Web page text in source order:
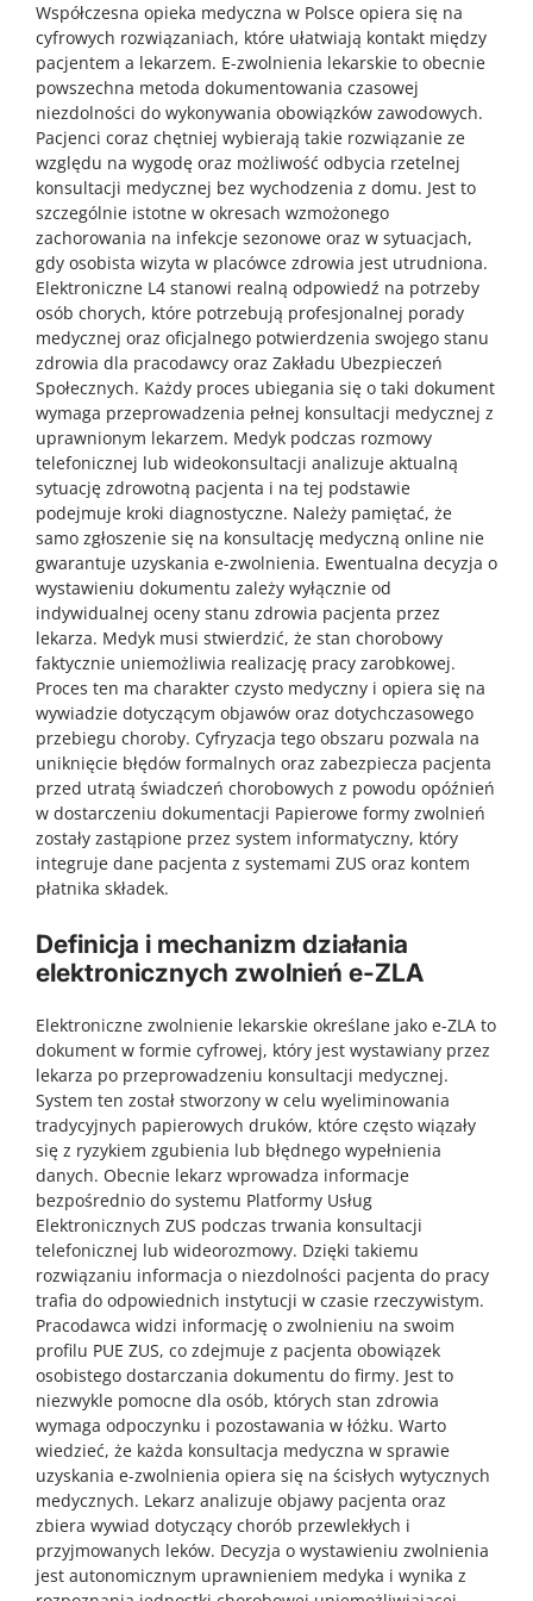
Współczesna opieka medyczna w Polsce opiera się na
cyfrowych rozwiązaniach, które ułatwiają kontakt między
pacjentem a lekarzem. E-zwolnienia lekarskie to obecnie
powszechna metoda dokumentowania czasowej
niezdolności do wykonywania obowiązków zawodowych.
Pacjenci coraz chętniej wybierają takie rozwiązanie ze
względu na wygodę oraz możliwość odbycia rzetelnej
konsultacji medycznej bez wychodzenia z domu. Jest to
szczególnie istotne w okresach wzmożonego
zachorowania na infekcje sezonowe oraz w sytuacjach,
gdy osobista wizyta w placówce zdrowia jest utrudniona.
Elektroniczne L4 stanowi realną odpowiedź na potrzeby
osób chorych, które potrzebują profesjonalnej porady
medycznej oraz oficjalnego potwierdzenia swojego stanu
zdrowia dla pracodawcy oraz Zakładu Ubezpieczeń
Społecznych. Każdy proces ubiegania się o taki dokument
wymaga przeprowadzenia pełnej konsultacji medycznej z
uprawnionym lekarzem. Medyk podczas rozmowy
telefonicznej lub wideokonsultacji analizuje aktualną
sytuację zdrowotną pacjenta i na tej podstawie
podejmuje kroki diagnostyczne. Należy pamiętać, że
samo zgłoszenie się na konsultację medyczną online nie
gwarantuje uzyskania e-zwolnienia. Ewentualna decyzja o
wystawieniu dokumentu zależy wyłącznie od
indywidualnej oceny stanu zdrowia pacjenta przez
lekarza. Medyk musi stwierdzić, że stan chorobowy
faktycznie uniemożliwia realizację pracy zarobkowej.
Proces ten ma charakter czysto medyczny i opiera się na
wywiadzie dotyczącym objawów oraz dotychczasowego
przebiegu choroby. Cyfryzacja tego obszaru pozwala na
uniknięcie błędów formalnych oraz zabezpiecza pacjenta
przed utratą świadczeń chorobowych z powodu opóźnień
w dostarczeniu dokumentacji Papierowe formy zwolnień
zostały zastąpione przez system informatyczny, który
integruje dane pacjenta z systemami ZUS oraz kontem
płatnika składek.
Definicja i mechanizm działania
elektronicznych zwolnień e-ZLA
Elektroniczne zwolnienie lekarskie określane jako e-ZLA to
dokument w formie cyfrowej, który jest wystawiany przez
lekarza po przeprowadzeniu konsultacji medycznej.
System ten został stworzony w celu wyeliminowania
tradycyjnych papierowych druków, które często wiązały
się z ryzykiem zgubienia lub błędnego wypełnienia
danych. Obecnie lekarz wprowadza informacje
bezpośrednio do systemu Platformy Usług
Elektronicznych ZUS podczas trwania konsultacji
telefonicznej lub wideorozmowy. Dzięki takiemu
rozwiązaniu informacja o niezdolności pacjenta do pracy
trafia do odpowiednich instytucji w czasie rzeczywistym.
Pracodawca widzi informację o zwolnieniu na swoim
profilu PUE ZUS, co zdejmuje z pacjenta obowiązek
osobistego dostarczania dokumentu do firmy. Jest to
niezwykle pomocne dla osób, których stan zdrowia
wymaga odpoczynku i pozostawania w łóżku. Warto
wiedzieć, że każda konsultacja medyczna w sprawie
uzyskania e-zwolnienia opiera się na ścisłych wytycznych
medycznych. Lekarz analizuje objawy pacjenta oraz
zbiera wywiad dotyczący chorób przewlekłych i
przyjmowanych leków. Decyzja o wystawieniu zwolnienia
jest autonomicznym uprawnieniem medyka i wynika z